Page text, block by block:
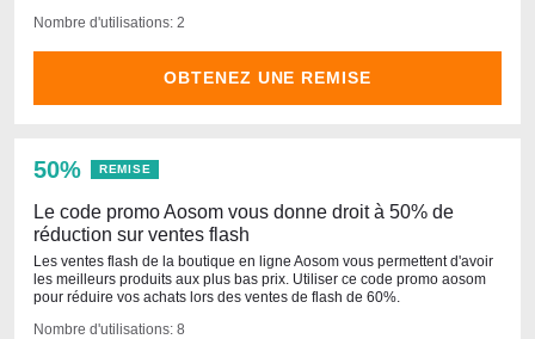
Nombre d'utilisations: 2
OBTENEZ UNE REMISE
50% REMISE
Le code promo Aosom vous donne droit à 50% de
réduction sur ventes flash
Les ventes flash de la boutique en ligne Aosom vous permettent d'avoir
les meilleurs produits aux plus bas prix. Utiliser ce code promo aosom
pour réduire vos achats lors des ventes de flash de 60%.
Nombre d'utilisations: 8